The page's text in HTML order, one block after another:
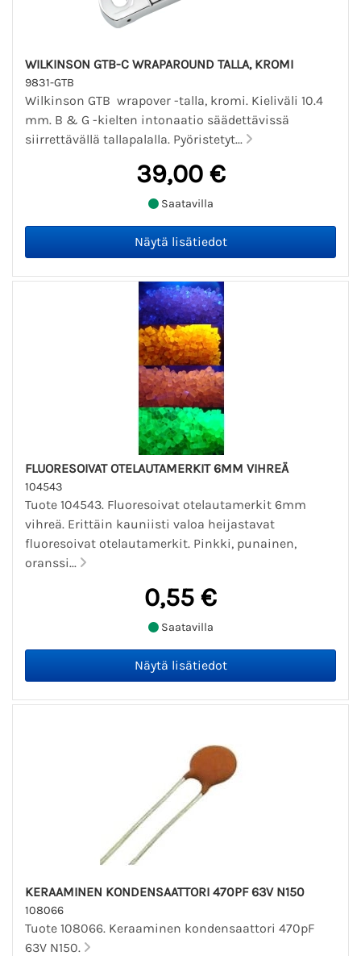
WILKINSON GTB-C WRAPAROUND TALLA, KROMI
9831-GTB
Wilkinson GTB wrapover -talla, kromi. Kieliväli 10.4
mm. B & G -kielten intonaatio säädettävissä
siirrettävällä tallapalalla. Pyöristetyt...
39,00 €
Saatavilla
FLUORESOIVAT OTELAUTAMERKIT 6MM VIHREÄ
104543
Tuote 104543. Fluoresoivat otelautamerkit 6mm
vihreä. Erittäin kauniisti valoa heijastavat
fluoresoivat otelautamerkit. Pinkki, punainen,
oranssi...
0,55 €
Saatavilla
KERAAMINEN KONDENSAATTORI 470PF 63V N150
108066
Tuote 108066. Keraaminen kondensaattori 470pF
63V N150.